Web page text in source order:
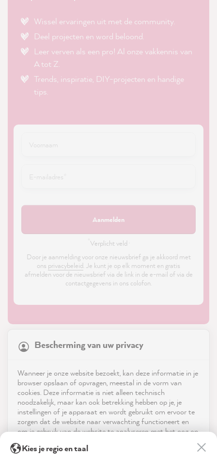
Wissel ervaringen uit met de community.
Deel projecten en word beloond.
Leer verven als een pro! Al onze vakkennis van
A tot Z.
Trends, inspiratie, DIY-projecten en handige
tips.
Aanmelden
Verplicht veld ·
Door je aanmelding voor onze nieuwsbrief ga je akkoord met
ons privacybeleid. Je kunt je op elk moment en gratis
afmelden voor de nieuwsbrief via de link in de e-mail of via de
contactgegevens in ons colofon.
Service
Neem contact op met
Bescherming van uw privacy
Wanneer je onze website bezoekt, kan deze informatie in je
browser opslaan of opvragen, meestal in de vorm van
cookies. Deze informatie is niet alleen technisch
noodzakelijk, maar kan ook betrekking hebben op je, je
instellingen of je apparaat en wordt gebruikt om ervoor te
zorgen dat de website naar verwachting functioneert en
om je gebruik van de website te analyseren met het oog op
advertenties aan te bieden via de diensten die in de
21,899Reviews
reviews-io
Verified Customer
Kies je regio en taal